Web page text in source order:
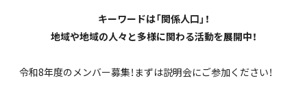
キーワードは「関係人口」！
地域や地域の人々と多様に関わる活動を展開中！
令和8年度のメンバー募集！まずは説明会にご参加ください！